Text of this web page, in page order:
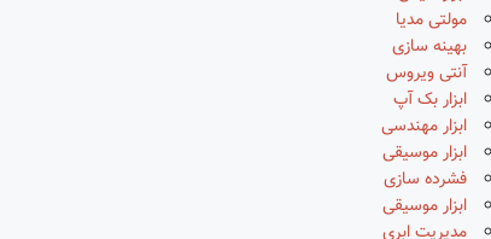
مولتی مدیا
بهینه سازی
آنتی ویروس
ابزار بک آپ
ابزار مهندسی
ابزار موسیقی
فشرده سازی
ابزار موسیقی
مدیریت ابری